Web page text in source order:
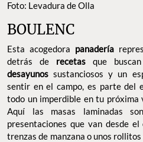
Foto: Levadura de Olla
BOULENC
Esta acogedora panadería
detrás de recetas que
desayunossustanciosos y un
sentir en el campo, es parte del
todo un imperdible en tu próxima
Aquí las masas laminadas
presentaciones que van desde
trenzas de manzana o unos